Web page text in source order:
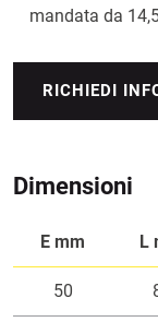
mandata da
RICHIEDI
Dimensioni
E mm L
50